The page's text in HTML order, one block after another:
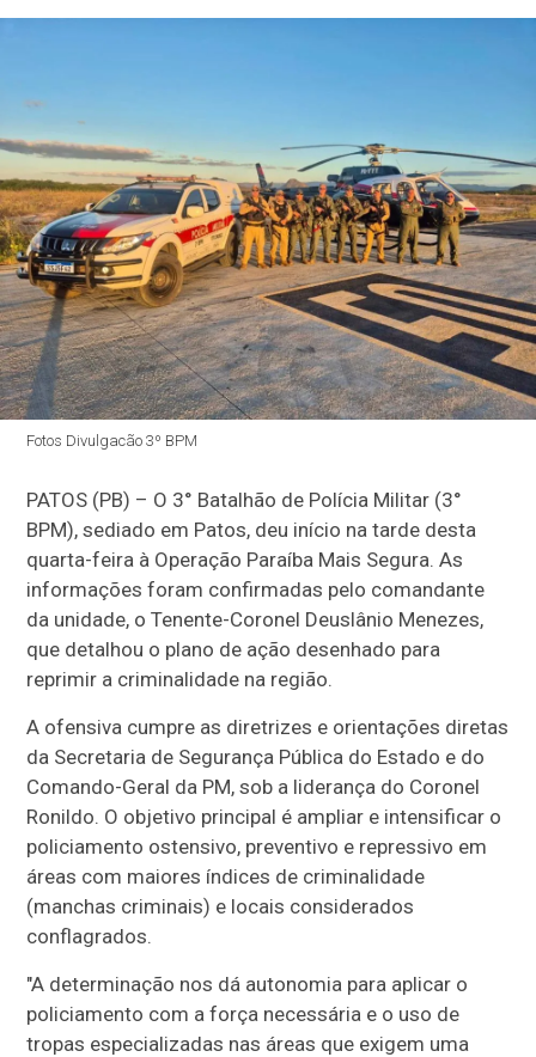
Fotos Divulgacão 3º BPM
PATOS (PB) – O 3° Batalhão de Polícia Militar (3°
BPM), sediado em Patos, deu início na tarde desta
quarta-feira à Operação Paraíba Mais Segura. As
informações foram confirmadas pelo comandante
da unidade, o Tenente-Coronel Deuslânio Menezes,
que detalhou o plano de ação desenhado para
reprimir a criminalidade na região.
A ofensiva cumpre as diretrizes e orientações diretas
da Secretaria de Segurança Pública do Estado e do
Comando-Geral da PM, sob a liderança do Coronel
Ronildo. O objetivo principal é ampliar e intensificar o
policiamento ostensivo, preventivo e repressivo em
áreas com maiores índices de criminalidade
(manchas criminais) e locais considerados
conflagrados.
"A determinação nos dá autonomia para aplicar o
policiamento com a força necessária e o uso de
tropas especializadas nas áreas que exigem uma